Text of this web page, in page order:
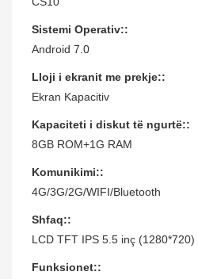
Sistemi Operativ::
Android 7.0
Lloji i ekranit me prekje::
Ekran Kapacitiv
Kapaciteti i diskut të ngurtë::
8GB ROM+1G RAM
Komunikimi::
4G/3G/2G/WIFI/Bluetooth
Shfaq::
LCD TFT IPS 5.5 inç (1280*720)
Funksionet::